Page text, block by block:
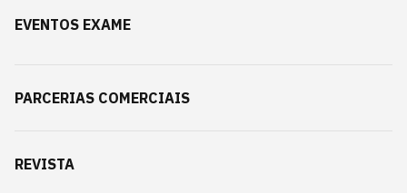
EVENTOS EXAME
PARCERIAS COMERCIAIS
REVISTA